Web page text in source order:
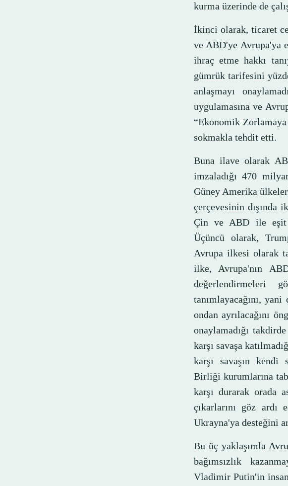
kurma üzerinde de
İkinci olarak, ticaret
ve ABD'ye Avrupa'ya
ihraç etme hakkı
gümrük tarifesini
anlaşmayı
uygulamasına ve
“Ekonomik
sokmakla tehdit etti.
Buna ilave olarak
imzaladığı 470
Güney Amerika
çerçevesinin
Çin ve ABD ile eşit
Üçüncü olarak,
Avrupa ilkesi olarak
ilke, Avrupa'nın
değerlendirmeleri
tanımlayacağını,
ondan ayrılacağını
onaylamadığı
karşı savaşa
karşı savaşın kendi
Birliği kurumlarına
karşı durarak orada
çıkarlarını göz ardı
Ukrayna'ya desteğini
Bu üç yaklaşımla
bağımsızlık
Vladimir Putin'in